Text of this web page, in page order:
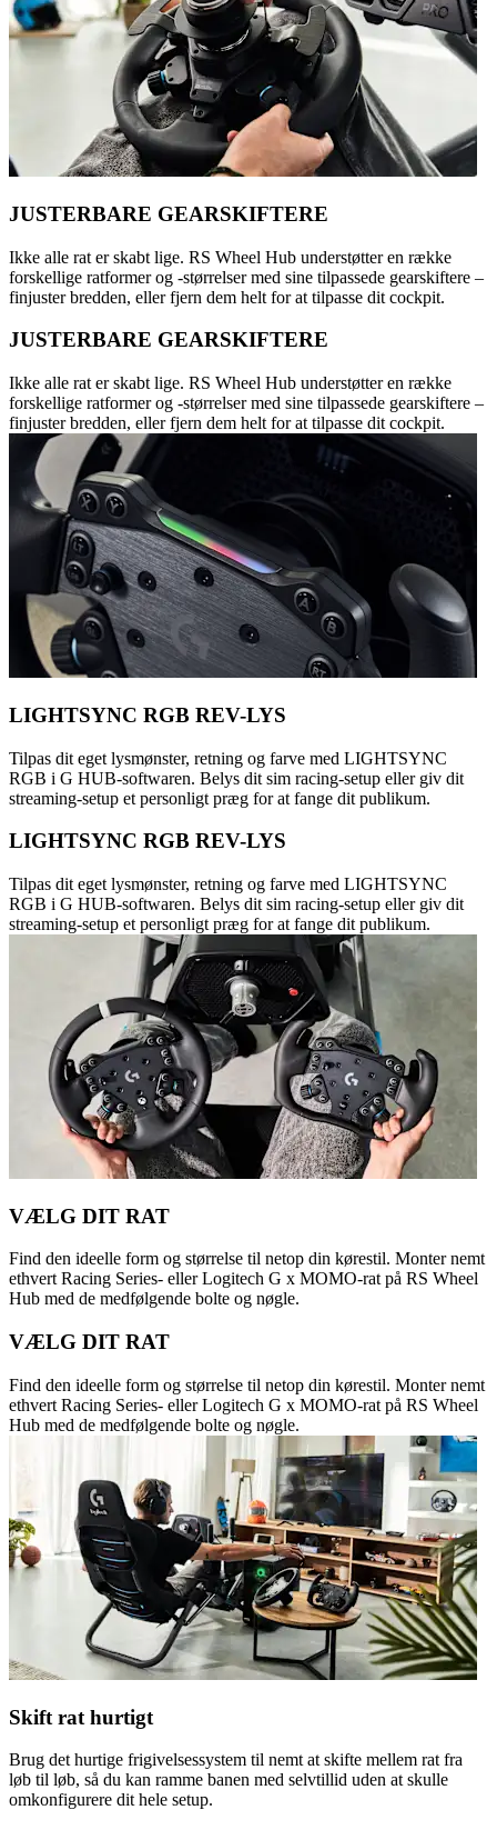
JUSTERBARE GEARSKIFTERE
Ikke alle rat er skabt lige. RS Wheel Hub understøtter en række
forskellige ratformer og -størrelser med sine tilpassede gearskiftere –
finjuster bredden, eller fjern dem helt for at tilpasse dit cockpit.
JUSTERBARE GEARSKIFTERE
Ikke alle rat er skabt lige. RS Wheel Hub understøtter en række
forskellige ratformer og -størrelser med sine tilpassede gearskiftere –
finjuster bredden, eller fjern dem helt for at tilpasse dit cockpit.
LIGHTSYNC RGB REV-LYS
Tilpas dit eget lysmønster, retning og farve med LIGHTSYNC
RGB i G HUB-softwaren. Belys dit sim racing-setup eller giv dit
streaming-setup et personligt præg for at fange dit publikum.
LIGHTSYNC RGB REV-LYS
Tilpas dit eget lysmønster, retning og farve med LIGHTSYNC
RGB i G HUB-softwaren. Belys dit sim racing-setup eller giv dit
streaming-setup et personligt præg for at fange dit publikum.
VÆLG DIT RAT
Find den ideelle form og størrelse til netop din kørestil. Monter nemt
ethvert Racing Series- eller Logitech G x MOMO-rat på RS Wheel
Hub med de medfølgende bolte og nøgle.
VÆLG DIT RAT
Find den ideelle form og størrelse til netop din kørestil. Monter nemt
ethvert Racing Series- eller Logitech G x MOMO-rat på RS Wheel
Hub med de medfølgende bolte og nøgle.
Skift rat hurtigt
Brug det hurtige frigivelsessystem til nemt at skifte mellem rat fra
løb til løb, så du kan ramme banen med selvtillid uden at skulle
omkonfigurere dit hele setup.